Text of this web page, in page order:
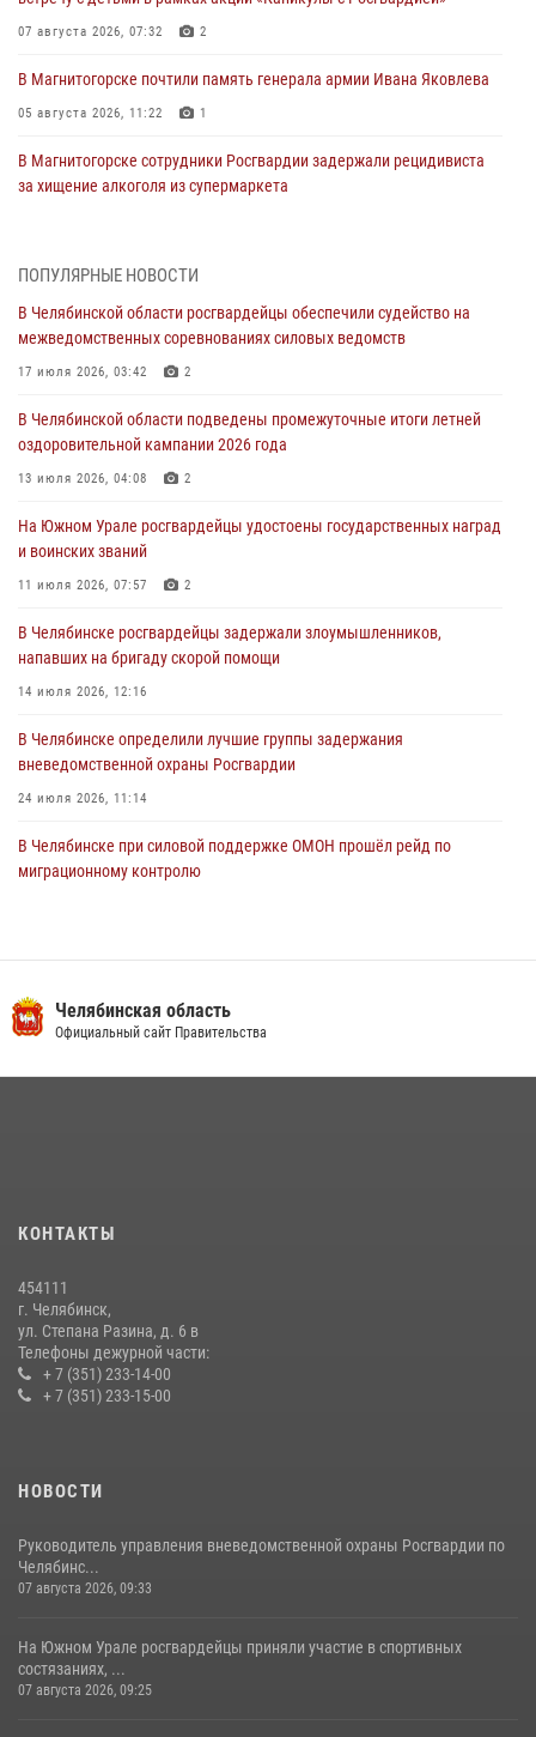
07 августа 2026, 07:32 2
В Магнитогорске почтили память генерала армии Ивана Яковлева
05 августа 2026, 11:22 1
В Магнитогорске сотрудники Росгвардии задержали рецидивиста
за хищение алкоголя из супермаркета
На Южном Урале спецназ Росгвардии провел военно-полевые
Росгвардейцы задержали трёх магазинных воров в Челябинске
На Южном Урале сотрудники Росгвардии задержали
подозреваемого в совершении убийства
В Челябинской области росгвардейцами по горячим следам
задержан подозреваемый в грабеже
ПОПУЛЯРНЫЕ НОВОСТИ
В Челябинской области росгвардейцы обеспечили судейство на
межведомственных соревнованиях силовых ведомств
17 июля 2026, 03:42 2
В Челябинской области подведены промежуточные итоги летней
оздоровительной кампании 2026 года
13 июля 2026, 04:08 2
На Южном Урале росгвардейцы удостоены государственных наград
и воинских званий
11 июля 2026, 07:57 2
В Челябинске росгвардейцы задержали злоумышленников,
напавших на бригаду скорой помощи
14 июля 2026, 12:16
В Челябинске определили лучшие группы задержания
вневедомственной охраны Росгвардии
24 июля 2026, 11:14
В Челябинске при силовой поддержке ОМОН прошёл рейд по
миграционному контролю
13 июля 2026, 03:02 5
14 июля 2026, 05:15
Челябинская область
Официальный сайт Правительства
КОНТАКТЫ
454111
г. Челябинск,
ул. Степана Разина, д. 6 в
Телефоны дежурной части:
+ 7 (351) 233-14-00
+ 7 (351) 233-15-00
НОВОСТИ
Руководитель управления вневедомственной охраны Росгвардии по
Челябинс...
07 августа 2026, 09:33
На Южном Урале росгвардейцы приняли участие в спортивных
состязаниях, ...
07 августа 2026, 09:25